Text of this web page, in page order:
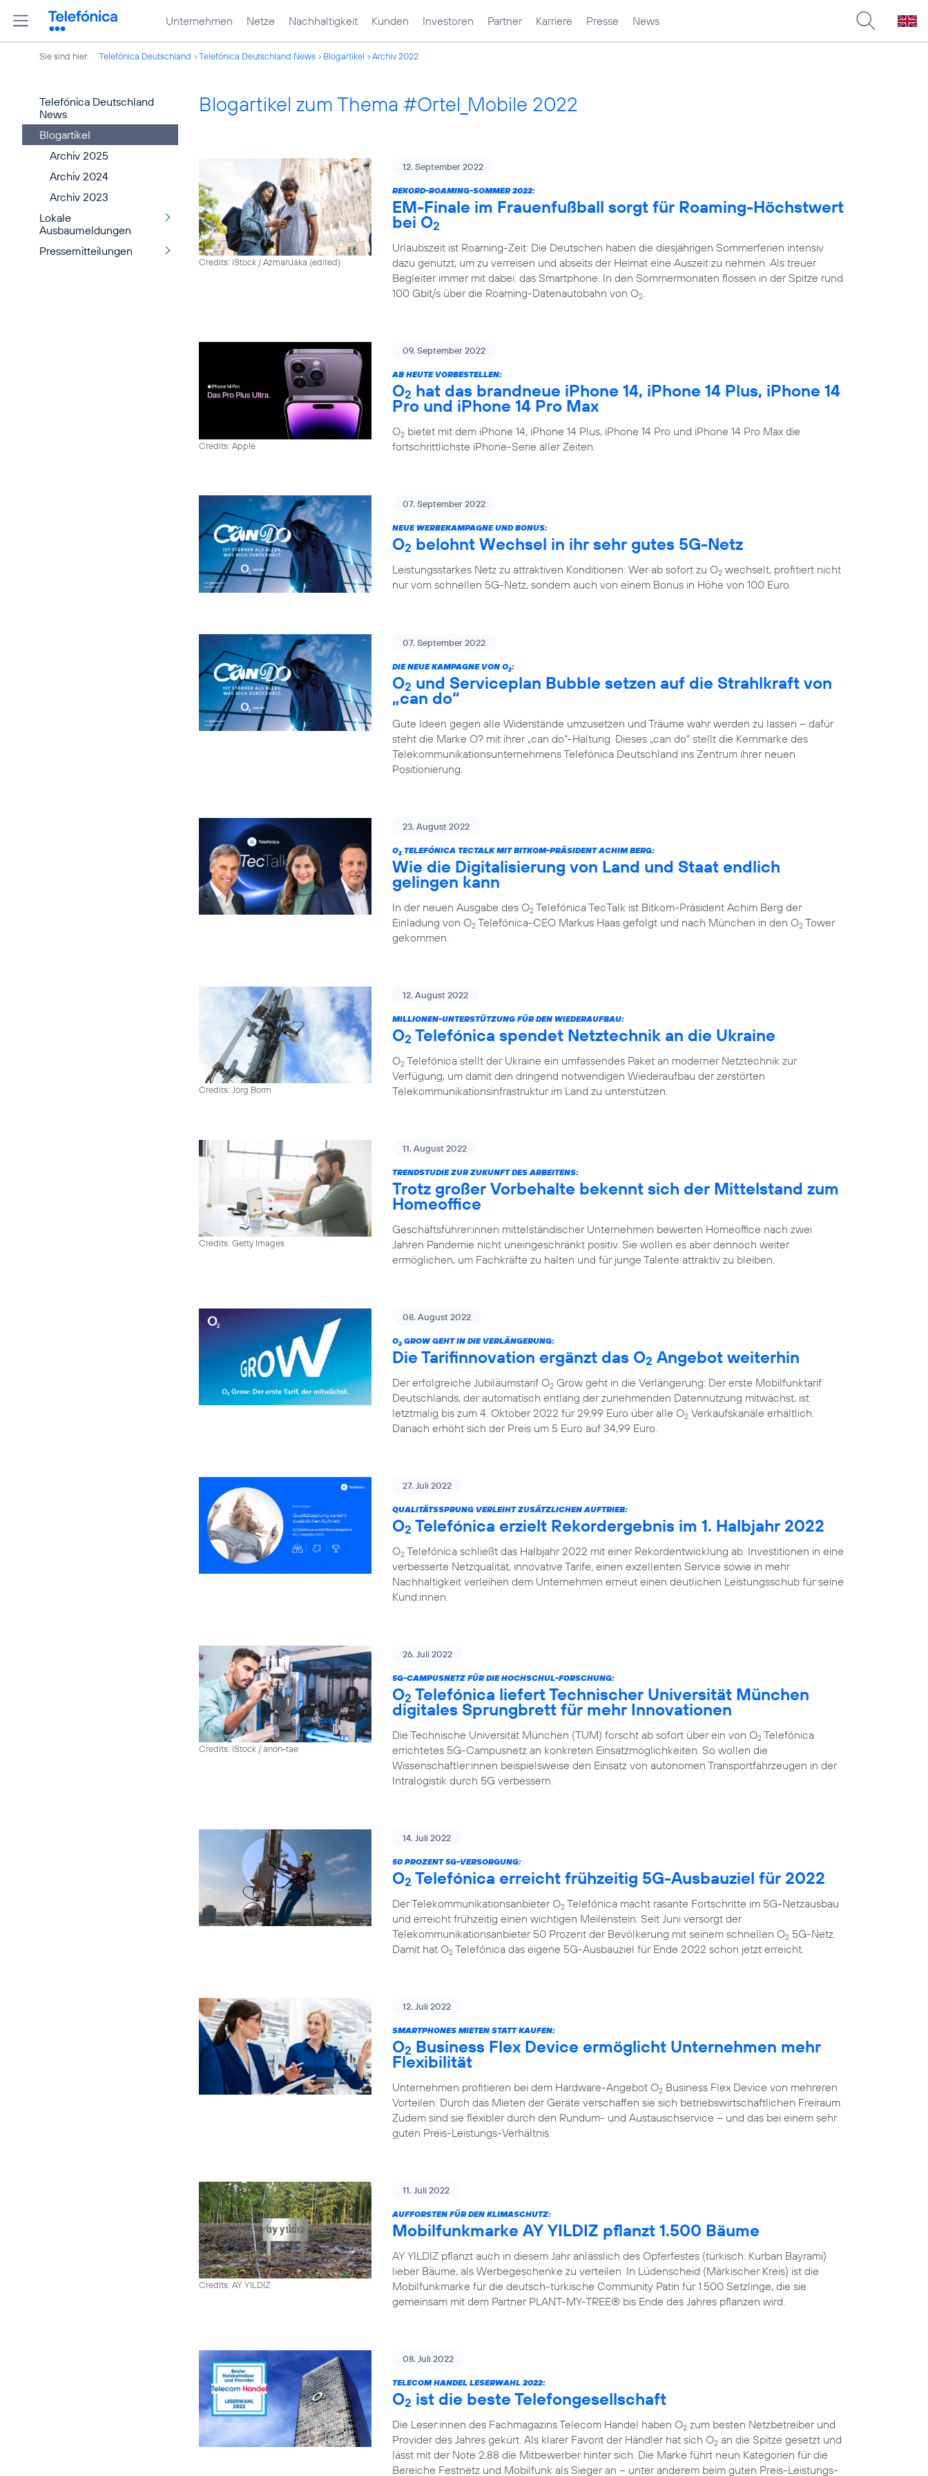
Unternehmen Netze Nachhaltigkeit Kunden Investoren Partner Karriere Presse News
Sie sind hier: Telefónica Deutschland Telefónica Deutschland News Blogartikel Archiv 2022
Telefónica Deutschland
News
Blogartikel
Archiv 2025
Archiv 2024
Archiv 2023
Lokale
Ausbaumeldungen
Pressemitteilungen
Blogartikel zum Thema #Ortel_Mobile 2022
Credits: iStock / AzmanJaka (edited)
12. September 2022
REKORD-ROAMING-SOMMER 2022:
EM-Finale im Frauenfußball sorgt für Roaming-Höchstwert
bei O2
Urlaubszeit ist Roaming-Zeit: Die Deutschen haben die diesjährigen Sommerferien intensiv
dazu genutzt, um zu verreisen und abseits der Heimat eine Auszeit zu nehmen. Als treuer
Begleiter immer mit dabei: das Smartphone. In den Sommermonaten flossen in der Spitze rund
100 Gbit/s über die Roaming-Datenautobahn von O2.
Credits: Apple
09. September 2022
AB HEUTE VORBESTELLEN:
O2 hat das brandneue iPhone 14, iPhone 14 Plus, iPhone 14
Pro und iPhone 14 Pro Max
O2 bietet mit dem iPhone 14, iPhone 14 Plus, iPhone 14 Pro und iPhone 14 Pro Max die
fortschrittlichste iPhone-Serie aller Zeiten.
07. September 2022
NEUE WERBEKAMPAGNE UND BONUS:
O2 belohnt Wechsel in ihr sehr gutes 5G-Netz
Leistungsstarkes Netz zu attraktiven Konditionen: Wer ab sofort zu O2 wechselt, profitiert nicht
nur vom schnellen 5G-Netz, sondern auch von einem Bonus in Höhe von 100 Euro.
07. September 2022
DIE NEUE KAMPAGNE VON O2:
O2 und Serviceplan Bubble setzen auf die Strahlkraft von
„can do“
Gute Ideen gegen alle Widerstände umzusetzen und Träume wahr werden zu lassen – dafür
steht die Marke O? mit ihrer „can do“-Haltung. Dieses „can do“ stellt die Kernmarke des
Telekommunikationsunternehmens Telefónica Deutschland ins Zentrum ihrer neuen
Positionierung.
23. August 2022
O2 TELEFÓNICA TECTALK MIT BITKOM-PRÄSIDENT ACHIM BERG:
Wie die Digitalisierung von Land und Staat endlich
gelingen kann
In der neuen Ausgabe des O2 Telefónica TecTalk ist Bitkom-Präsident Achim Berg der
Einladung von O2 Telefónica-CEO Markus Haas gefolgt und nach München in den O2 Tower
gekommen.
Credits: Jörg Borm
12. August 2022
MILLIONEN-UNTERSTÜTZUNG FÜR DEN WIEDERAUFBAU:
O2 Telefónica spendet Netztechnik an die Ukraine
O2 Telefónica stellt der Ukraine ein umfassendes Paket an moderner Netztechnik zur
Verfügung, um damit den dringend notwendigen Wiederaufbau der zerstörten
Telekommunikationsinfrastruktur im Land zu unterstützen.
Credits: Getty Images
11. August 2022
TRENDSTUDIE ZUR ZUKUNFT DES ARBEITENS:
Trotz großer Vorbehalte bekennt sich der Mittelstand zum
Homeoffice
Geschäftsführer:innen mittelständischer Unternehmen bewerten Homeoffice nach zwei
Jahren Pandemie nicht uneingeschränkt positiv. Sie wollen es aber dennoch weiter
ermöglichen, um Fachkräfte zu halten und für junge Talente attraktiv zu bleiben.
08. August 2022
O2 GROW GEHT IN DIE VERLÄNGERUNG:
Die Tarifinnovation ergänzt das O2 Angebot weiterhin
Der erfolgreiche Jubiläumstarif O2 Grow geht in die Verlängerung: Der erste Mobilfunktarif
Deutschlands, der automatisch entlang der zunehmenden Datennutzung mitwächst, ist
letztmalig bis zum 4. Oktober 2022 für 29,99 Euro über alle O2 Verkaufskanäle erhältlich.
Danach erhöht sich der Preis um 5 Euro auf 34,99 Euro.
27. Juli 2022
QUALITÄTSSPRUNG VERLEIHT ZUSÄTZLICHEN AUFTRIEB:
O2 Telefónica erzielt Rekordergebnis im 1. Halbjahr 2022
O2 Telefónica schließt das Halbjahr 2022 mit einer Rekordentwicklung ab. Investitionen in eine
verbesserte Netzqualität, innovative Tarife, einen exzellenten Service sowie in mehr
Nachhaltigkeit verleihen dem Unternehmen erneut einen deutlichen Leistungsschub für seine
Kund:innen.
Credits: iStock / anon-tae
26. Juli 2022
5G-CAMPUSNETZ FÜR DIE HOCHSCHUL-FORSCHUNG:
O2 Telefónica liefert Technischer Universität München
digitales Sprungbrett für mehr Innovationen
Die Technische Universität München (TUM) forscht ab sofort über ein von O2 Telefónica
errichtetes 5G-Campusnetz an konkreten Einsatzmöglichkeiten. So wollen die
Wissenschaftler:innen beispielsweise den Einsatz von autonomen Transportfahrzeugen in der
Intralogistik durch 5G verbessern.
14. Juli 2022
50 PROZENT 5G-VERSORGUNG:
O2 Telefónica erreicht frühzeitig 5G-Ausbauziel für 2022
Der Telekommunikationsanbieter O2 Telefónica macht rasante Fortschritte im 5G-Netzausbau
und erreicht frühzeitig einen wichtigen Meilenstein: Seit Juni versorgt der
Telekommunikationsanbieter 50 Prozent der Bevölkerung mit seinem schnellen O2 5G-Netz.
Damit hat O2 Telefónica das eigene 5G-Ausbauziel für Ende 2022 schon jetzt erreicht.
12. Juli 2022
SMARTPHONES MIETEN STATT KAUFEN:
O2 Business Flex Device ermöglicht Unternehmen mehr
Flexibilität
Unternehmen profitieren bei dem Hardware-Angebot O2 Business Flex Device von mehreren
Vorteilen: Durch das Mieten der Geräte verschaffen sie sich betriebswirtschaftlichen Freiraum.
Zudem sind sie flexibler durch den Rundum- und Austauschservice – und das bei einem sehr
guten Preis-Leistungs-Verhältnis.
Credits: AY YILDIZ
11. Juli 2022
AUFFORSTEN FÜR DEN KLIMASCHUTZ:
Mobilfunkmarke AY YILDIZ pflanzt 1.500 Bäume
AY YILDIZ pflanzt auch in diesem Jahr anlässlich des Opferfestes (türkisch: Kurban Bayrami)
lieber Bäume, als Werbegeschenke zu verteilen. In Lüdenscheid (Märkischer Kreis) ist die
Mobilfunkmarke für die deutsch-türkische Community Patin für 1.500 Setzlinge, die sie
gemeinsam mit dem Partner PLANT-MY-TREE® bis Ende des Jahres pflanzen wird.
08. Juli 2022
TELECOM HANDEL LESERWAHL 2022:
O2 ist die beste Telefongesellschaft
Die Leser:innen des Fachmagazins Telecom Handel haben O2 zum besten Netzbetreiber und
Provider des Jahres gekürt. Als klarer Favorit der Händler hat sich O2 an die Spitze gesetzt und
lässt mit der Note 2,88 die Mitbewerber hinter sich. Die Marke führt neun Kategorien für die
Bereiche Festnetz und Mobilfunk als Sieger an – unter anderem beim guten Preis-Leistungs-